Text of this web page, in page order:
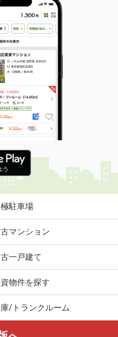
極駐車場
マンション
一戸建て
物件を探す
/トランクルーム